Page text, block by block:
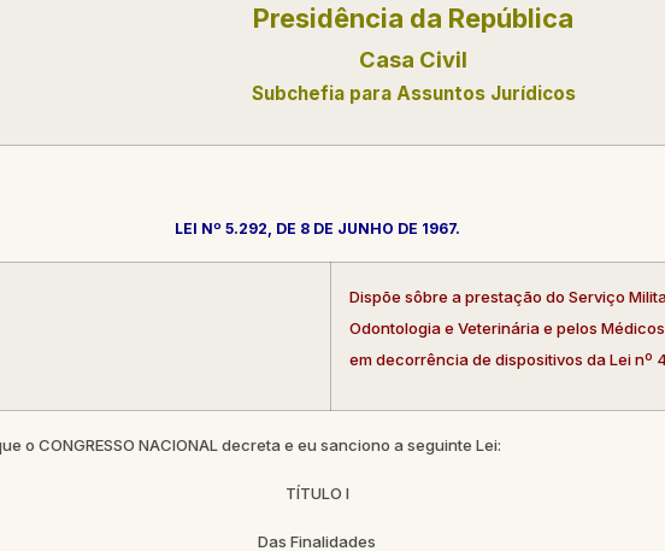
Presidência da República
Casa Civil
Subchefia para Assuntos Jurídicos
LEI Nº 5.292, DE 8 DE JUNHO DE 1967.
Dispõe sôbre a prestação do Serviço
Odontologia e Veterinária e pelos
em decorrência de dispositivos da Lei nº
o CONGRESSO NACIONAL decreta e eu sanciono a seguinte Lei:
TÍTULO I
Das Finalidades